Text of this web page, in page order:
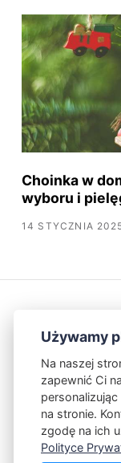
Choinka w
wyboru i
14 STYCZNIA
Używamy
Na naszej
zapewnić Ci
na stronie.
zgodę na ich
Polityce